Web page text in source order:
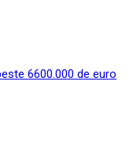
6600.000 de euro